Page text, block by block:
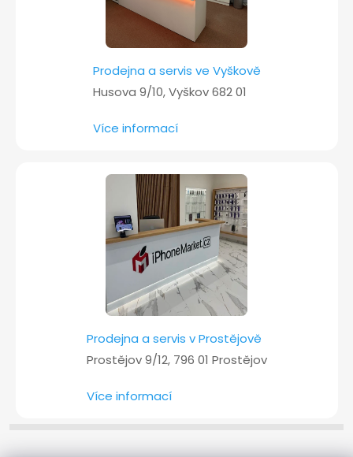
Prodejna a servis ve Vyškově
Husova 9/10, Vyškov 682 01
Více informací
Prodejna a servis v Prostějově
Prostějov 9/12, 796 01 Prostějov
Více informací